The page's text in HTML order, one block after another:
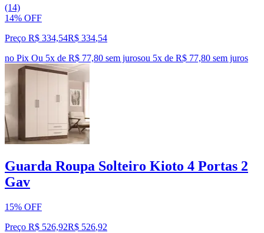
(14)
14% OFF
Preço R$ 334,54R$ 334,54
no Pix Ou 5x de R$ 77,80 sem jurosou 5x de R$ 77,80 sem juros
Guarda Roupa Solteiro Kioto 4 Portas 2
Gav
15% OFF
Preço R$ 526,92R$ 526,92